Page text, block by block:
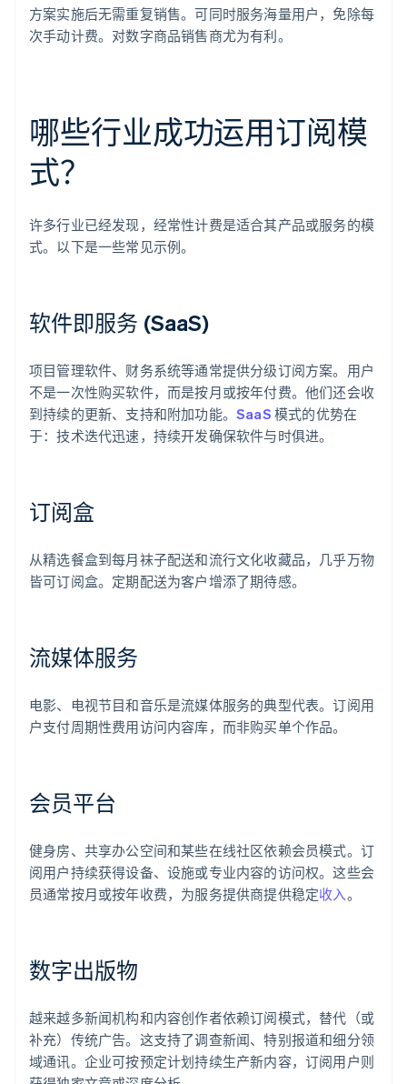
方案实施后无需重复销售。可同时服务海量用户，免除每
次手动计费。对数字商品销售商尤为有利。
哪些行业成功运用订阅模
式？
许多行业已经发现，经常性计费是适合其产品或服务的模
式。以下是一些常见示例。
软件即服务 (SaaS)
项目管理软件、财务系统等通常提供分级订阅方案。用户
不是一次性购买软件，而是按月或按年付费。他们还会收
到持续的更新、支持和附加功能。 SaaS 模式的优势在
于：技术迭代迅速，持续开发确保软件与时俱进。
订阅盒
从精选餐盒到每月袜子配送和流行文化收藏品，几乎万物
皆可订阅盒。定期配送为客户增添了期待感。
流媒体服务
电影、电视节目和音乐是流媒体服务的典型代表。订阅用
户支付周期性费用访问内容库，而非购买单个作品。
会员平台
健身房、共享办公空间和某些在线社区依赖会员模式。订
阅用户持续获得设备、设施或专业内容的访问权。这些会
员通常按月或按年收费，为服务提供商提供稳定收入。
数字出版物
越来越多新闻机构和内容创作者依赖订阅模式，替代（或
补充）传统广告。这支持了调查新闻、特别报道和细分领
域通讯。企业可按预定计划持续生产新内容，订阅用户则